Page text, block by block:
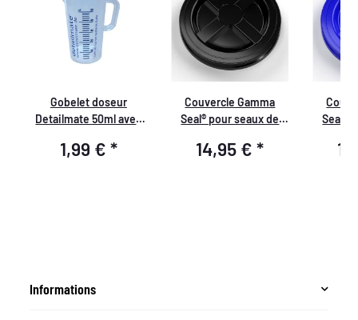
Gobelet doseur
Detailmate 50ml avec
Detailmate
1,99 € *
Couvercle Gamma
Seal® pour seaux de
14,95 €*
Seal®
Informations